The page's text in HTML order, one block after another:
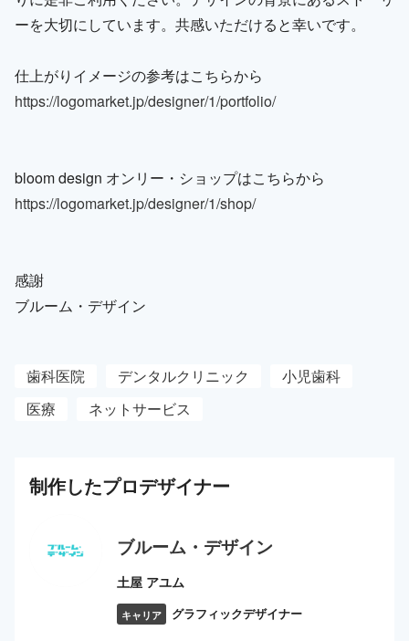
ーを大切にしています。共感いただけると幸いです。
仕上がりイメージの参考はこちらから
https://logomarket.jp/designer/1/portfolio/
bloom design オンリー・ショップはこちらから
https://logomarket.jp/designer/1/shop/
感謝
ブルーム・デザイン
歯科医院 デンタルクリニック
小児歯科
医療
ネットサービス
制作したプロデザイナー
ブルーム・デザイン
土屋 アユム
キャリア グラフィックデザイナー